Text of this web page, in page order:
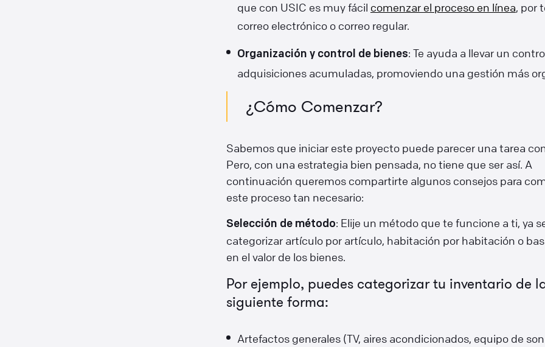
que con USIC es muy fácil comenzar el proceso en línea, por
correo electrónico o correo regular.
Organización y control de bienes: Te ayuda a llevar un
adquisiciones acumuladas, promoviendo una gestión más
¿Cómo Comenzar?
Sabemos que iniciar este proyecto puede parecer una tarea
Pero, con una estrategia bien pensada, no tiene que ser así. A
continuación queremos compartirte algunos consejos para
este proceso tan necesario:
Selección de método: Elije un método que te funcione a ti, ya
categorizar artículo por artículo, habitación por habitación o
en el valor de los bienes.
Por ejemplo, puedes categorizar tu inventario de
siguiente forma:
Artefactos generales (TV, aires acondicionados, equipo de